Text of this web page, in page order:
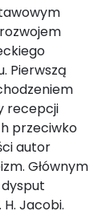
Pierwszą
recepcji
przeciwko
autor
Głównym
Jacobi.